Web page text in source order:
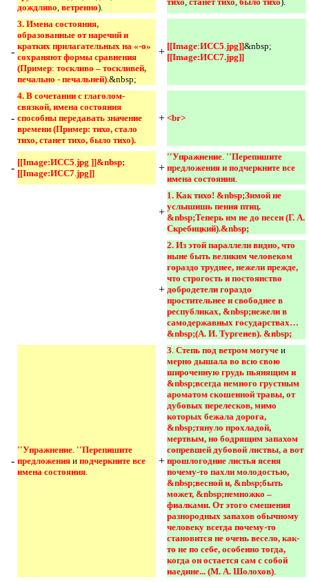
дождливо, ветренно).
-
3. Имена состояния,
образованные от наречий и
кратких прилагательных на «-о»
сохраняют формы сравнения
(Пример: тоскливо – тоскливей,
печально - печальней).&nbsp;
+ [[Image:ИСС5.jpg]]&nbsp;
[[Image:ИСС7.jpg]]
-
4. В сочетании с глаголом-
связкой, имена состояния
способны передавать значение
времени (Пример: тихо, стало
тихо, станет тихо, было тихо).
+ <br>
- [[Image:ИСС5.jpg ]]&nbsp;
[[Image:ИСС7.jpg]] +
''Упражнение. ''Перепишите
предложения и подчеркните все
имена состояния.
+
1. Как тихо! &nbsp;Зимой не
услышишь пения птиц.
&nbsp;Теперь им не до песен (Г. А.
Скребицкий).&nbsp;
+
2. Из этой параллели видно, что
ныне быть великим человеком
гораздо труднее, нежели прежде,
что строгость и постоянство
добродетели гораздо
простительнее и свободнее в
республиках, &nbsp;нежели в
самодержавных государствах…
&nbsp;(А. И. Тургенев). &nbsp;
-
''Упражнение. ''Перепишите
предложения и подчеркните все
имена состояния.
+
3. Степь под ветром могуче и
мерно дышала во всю свою
широченную грудь пьянящим и
&nbsp;всегда немного грустным
ароматом скошенной травы, от
дубовых перелесков, мимо
которых бежала дорога,
&nbsp;тянуло прохладой,
мертвым, но бодрящим запахом
сопревшей дубовой листвы, а вот
прошлогодние листья ясеня
почему-то пахли молодостью,
&nbsp;весной и, &nbsp;быть
может, &nbsp;немножко –
фиалками. От этого смешения
разнородных запахов обычному
человеку всегда почему-то
становится не очень весело, как-
то не по себе, особенно тогда,
когда он остается сам с собой
наедине... (М. А. Шолохов).